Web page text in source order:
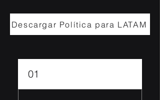
Descargar Política para LATAM
01